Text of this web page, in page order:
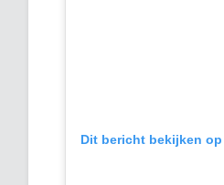
Dit bericht bekijken